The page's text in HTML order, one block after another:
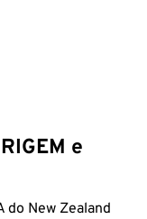
e
do New Zealand